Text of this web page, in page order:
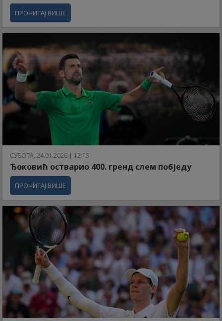
ПРОЧИТАЈ ВИШЕ
СУБОТА, 24.01.2026 | 12:15
Ђоковић остварио 400. гренд слем побједу
ПРОЧИТАЈ ВИШЕ